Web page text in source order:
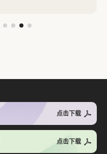
点击下载
点击下载